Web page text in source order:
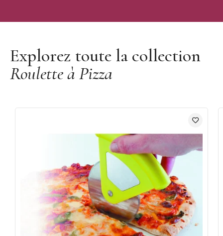
Explorez toute la collection
Roulette à Pizza